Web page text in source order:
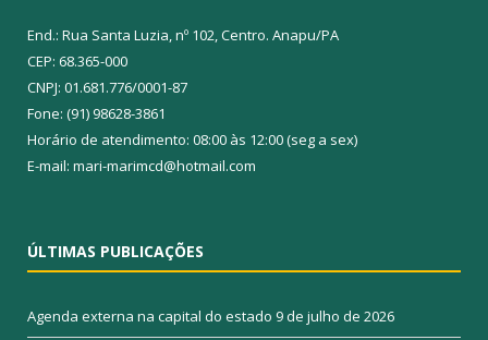
End.: Rua Santa Luzia, nº 102, Centro. Anapu/PA
CEP: 68.365-000
CNPJ: 01.681.776/0001-87
Fone: (91) 98628-3861
Horário de atendimento: 08:00 às 12:00 (seg a sex)
E-mail: mari-marimcd@hotmail.com
ÚLTIMAS PUBLICAÇÕES
Agenda externa na capital do estado 9 de julho de 2026